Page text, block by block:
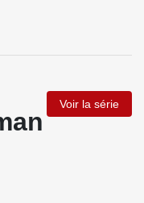
Voir la série